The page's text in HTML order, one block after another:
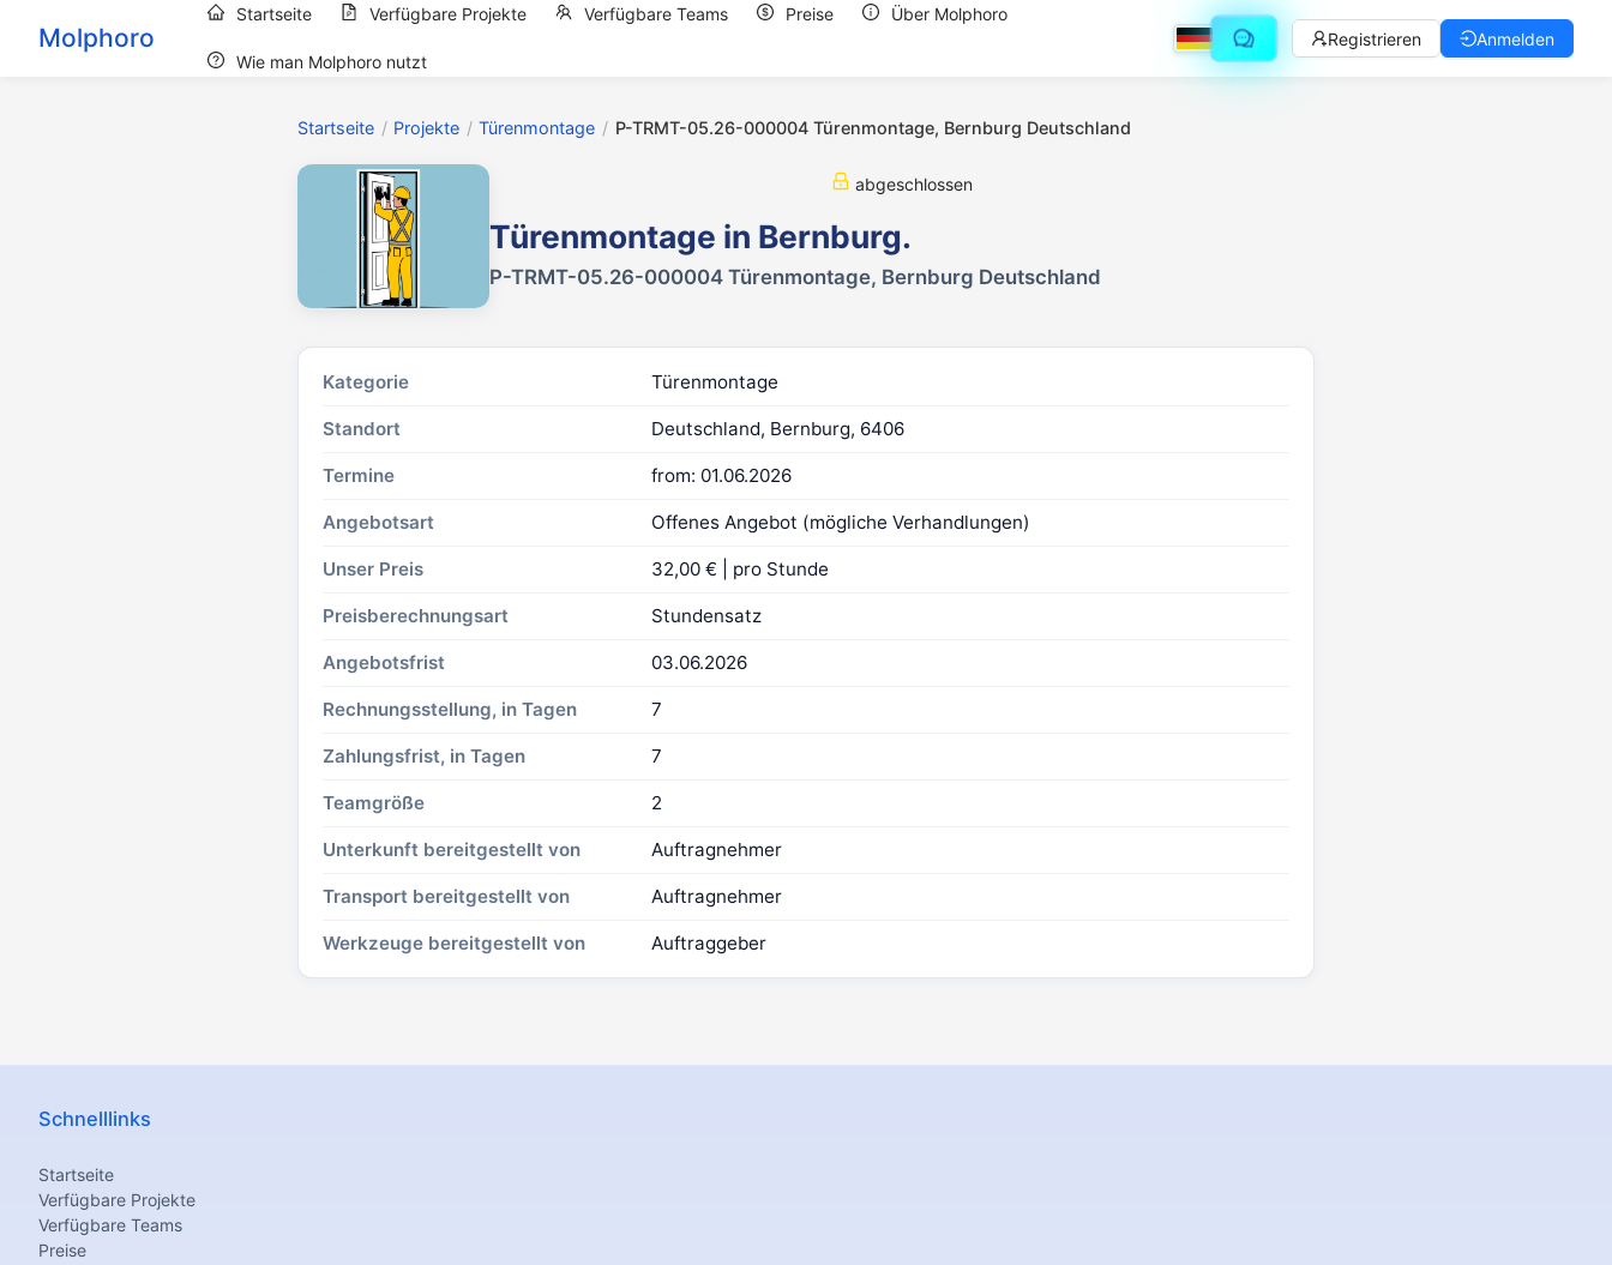
Molphoro
Startseite Verfügbare Projekte Verfügbare Teams Preise Über Molphoro
Wie man Molphoro nutzt
Registrieren Anmelden
Startseite / Projekte / Türenmontage / P-TRMT-05.26-000004 Türenmontage, Bernburg Deutschland
abgeschlossen
Türenmontage in Bernburg.
P-TRMT-05.26-000004 Türenmontage, Bernburg Deutschland
Kategorie Türenmontage
Standort Deutschland, Bernburg, 6406
Termine from: 01.06.2026
Angebotsart Offenes Angebot (mögliche Verhandlungen)
Unser Preis 32,00 € | pro Stunde
Preisberechnungsart Stundensatz
Angebotsfrist 03.06.2026
Rechnungsstellung, in Tagen 7
Zahlungsfrist, in Tagen 7
Teamgröße 2
Unterkunft bereitgestellt von Auftragnehmer
Transport bereitgestellt von Auftragnehmer
Werkzeuge bereitgestellt von Auftraggeber
Schnelllinks
Startseite
Verfügbare Projekte
Verfügbare Teams
Preise